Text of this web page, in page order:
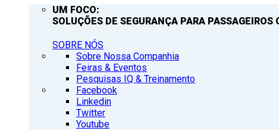
UM FOCO:
SOLUÇÕES DE SEGURANÇA PARA PASSAGEIROS
SOBRE NÓS
Sobre Nossa Companhia
Feiras & Eventos
Pesquisas IQ & Treinamento
Facebook
Linkedin
Twitter
Youtube